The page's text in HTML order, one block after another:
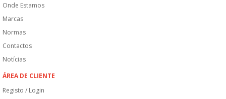
Onde Estamos
Marcas
Normas
Contactos
Notícias
ÁREA DE CLIENTE
Registo / Login